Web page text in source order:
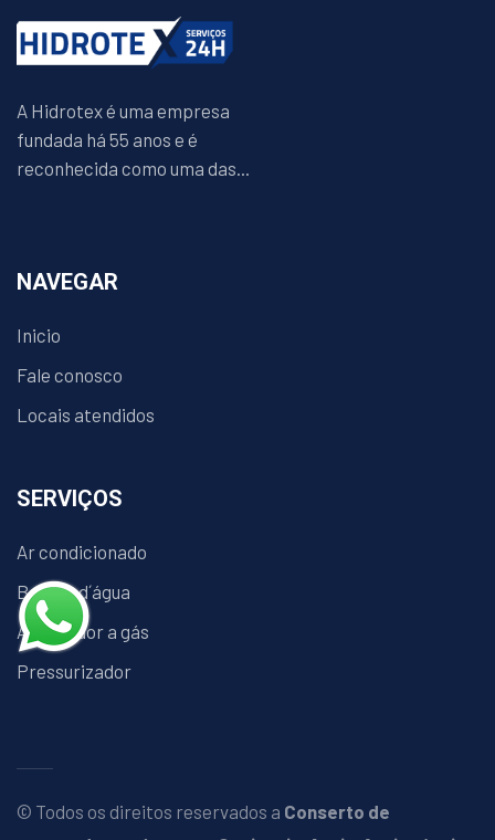
A Hidrotex é uma empresa
fundada há 55 anos e é
reconhecida como uma das...
NAVEGAR
Inicio
Fale conosco
Locais atendidos
SERVIÇOS
Ar condicionado
Bomba d´água
Aquecedor a gás
Pressurizador
© Todos os direitos reservados a Conserto de